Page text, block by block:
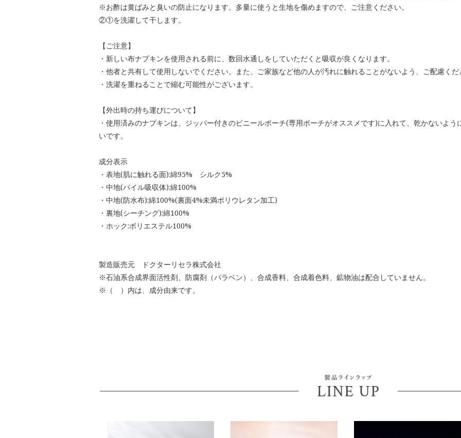
※お酢は黄ばみと臭いの防止になります。多量に使うと生地を傷めますので、ご注意ください。
②①を洗濯して干します。
【ご注意】
・新しい布ナプキンを使用される前に、数回水通しをしていただくと吸収が良くなります。
・他者と共有して使用しないでください。また、ご家族など他の人が汚れに触れることがないよう、ご配慮く
・洗濯を重ねることで縮む可能性がございます。
【外出時の持ち運びについて】
・使用済みのナプキンは、ジッパー付きのビニールポーチ(専用ポーチがオススメです)に入れて、乾かないよ
いです。
成分表示
・表地(肌に触れる面):綿95% シルク5%
・中地(パイル吸収体):綿100%
・中地(防水布):綿100%(裏面4%未満ポリウレタン加工)
・裏地(シーチング):綿100%
・ホック:ボリエステル100%
製造販売元 ドクターリセラ株式会社
※石油系合成界面活性剤、防腐剤（パラベン）、合成香料、合成着色料、鉱物油は配合していません。
※（ ）内は、成分由来です。